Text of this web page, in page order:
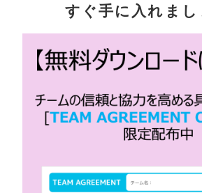
すぐ手に入れまし